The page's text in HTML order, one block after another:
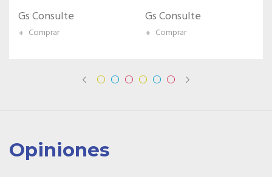
Gs Consulte
+ Comprar Gs Consulte
Opiniones